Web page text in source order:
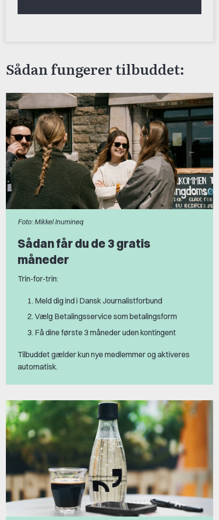
Sådan fungerer tilbuddet:
Foto: Mikkel Inumineq
Sådan får du de 3 gratis
måneder
Trin-for-trin:
Meld dig ind i Dansk Journalistforbund
Vælg Betalingsservice som betalingsform
Få dine første 3 måneder uden kontingent
Tilbuddet gælder kun nye medlemmer og aktiveres
automatisk.